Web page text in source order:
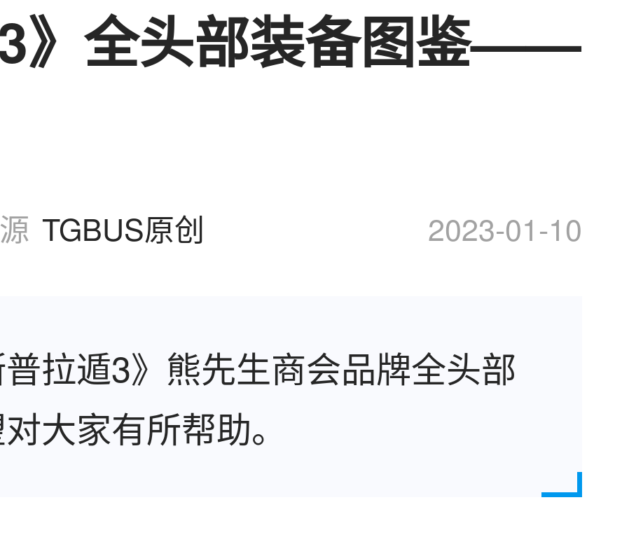
3》全头部装备图鉴——
TGBUS原创 2023-01-10
拉遁3》熊先生商会品牌全头部
大家有所帮助。